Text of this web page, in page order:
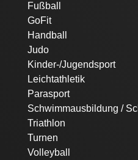
Fußball
GoFit
Handball
Judo
Kinder-/Jugendsport
Leichtathletik
Parasport
Schwimmausbildung /
Triathlon
Turnen
Volleyball